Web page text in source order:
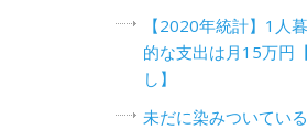
【2020年統計】1人
的な支出は月15万円
し】
未だに染みついてい